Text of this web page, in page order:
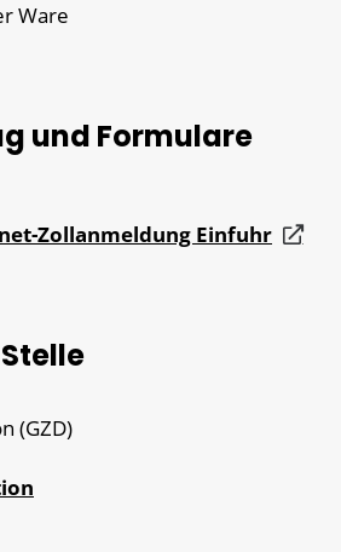
Ware
und Formulare
Zollanmeldung Einfuhr
(GZD)